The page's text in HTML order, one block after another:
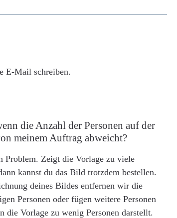
E-Mail schreiben.
die Anzahl der Personen auf der
meinem Auftrag abweicht?
Problem. Zeigt die Vorlage zu viele
kannst du das Bild trotzdem bestellen.
deines Bildes entfernen wir die
Personen oder fügen weitere Personen
die Vorlage zu wenig Personen darstellt.